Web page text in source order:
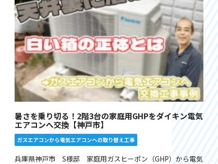
暑さを乗り切る！2階3台の家庭用GHPをダイキン電気
エアコンへ交換【神戸市】
ガスエアコンから電気エアコンへの取り替え工事
兵庫県神戸市 S様邸 家庭用ガスヒーポン（GHP）から電気